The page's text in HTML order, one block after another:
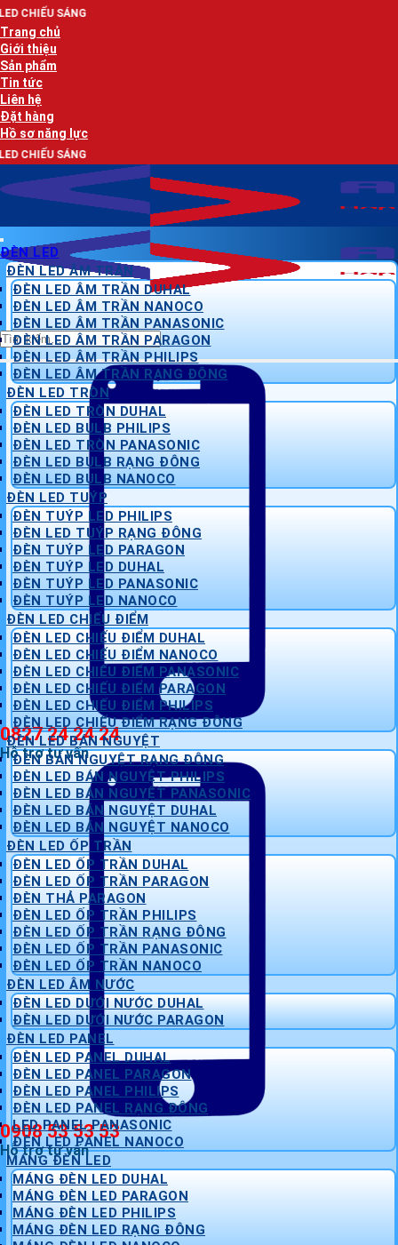
Bỏ
qua
nội
dung
Trang chủ
Giới thiệu
Sản phẩm
Tin tức
Liên hệ
Đặt hàng
Hồ sơ năng lực
Tìm
kiếm:
0827 24 24 24
Hỗ trợ tư vấn
0908 53 53 53
Hỗ trợ tư vấn
ĐÈN LED
ĐÈN LED ÂM TRẦN
ĐÈN LED ÂM TRẦN DUHAL
ĐÈN LED ÂM TRẦN NANOCO
ĐÈN LED ÂM TRẦN PANASONIC
ĐÈN LED ÂM TRẦN PARAGON
ĐÈN LED ÂM TRẦN PHILIPS
ĐÈN LED ÂM TRẦN RẠNG ĐÔNG
ĐÈN LED TRÒN
ĐÈN LED TRÒN DUHAL
ĐÈN LED BULB PHILIPS
ĐÈN LED TRÒN PANASONIC
ĐÈN LED BULB RẠNG ĐÔNG
ĐÈN LED BULB NANOCO
ĐÈN LED TUÝP
ĐÈN TUÝP LED PHILIPS
ĐÈN LED TUÝP RẠNG ĐÔNG
ĐÈN TUÝP LED PARAGON
ĐÈN TUÝP LED DUHAL
ĐÈN TUÝP LED PANASONIC
ĐÈN TUÝP LED NANOCO
ĐÈN LED CHIẾU ĐIỂM
ĐÈN LED CHIẾU ĐIỂM DUHAL
ĐÈN LED CHIẾU ĐIỂM NANOCO
ĐÈN LED CHIẾU ĐIỂM PANASONIC
ĐÈN LED CHIẾU ĐIỂM PARAGON
ĐÈN LED CHIẾU ĐIỂM PHILIPS
ĐÈN LED CHIẾU ĐIỂM RẠNG ĐÔNG
ĐÈN LED BÁN NGUYỆT
ĐÈN BÁN NGUYỆT RẠNG ĐÔNG
ĐÈN LED BÁN NGUYỆT PHILIPS
ĐÈN LED BÁN NGUYỆT PANASONIC
ĐÈN LED BÁN NGUYỆT DUHAL
ĐÈN LED BÁN NGUYỆT NANOCO
ĐÈN LED ỐP TRẦN
ĐÈN LED ỐP TRẦN DUHAL
ĐÈN LED ỐP TRẦN PARAGON
ĐÈN THẢ PARAGON
ĐÈN LED ỐP TRẦN PHILIPS
ĐÈN LED ỐP TRẦN RẠNG ĐÔNG
ĐÈN LED ỐP TRẦN PANASONIC
ĐÈN LED ỐP TRẦN NANOCO
ĐÈN LED ÂM NƯỚC
ĐÈN LED DƯỚI NƯỚC DUHAL
ĐÈN LED DƯỚI NƯỚC PARAGON
ĐÈN LED PANEL
ĐÈN LED PANEL DUHAL
ĐÈN LED PANEL PARAGON
ĐÈN LED PANEL PHILIPS
ĐÈN LED PANEL RẠNG ĐÔNG
LED PANEL PANASONIC
ĐÈN LED PANEL NANOCO
MÁNG ĐÈN LED
MÁNG ĐÈN LED DUHAL
MÁNG ĐÈN LED PARAGON
MÁNG ĐÈN LED PHILIPS
MÁNG ĐÈN LED RẠNG ĐÔNG